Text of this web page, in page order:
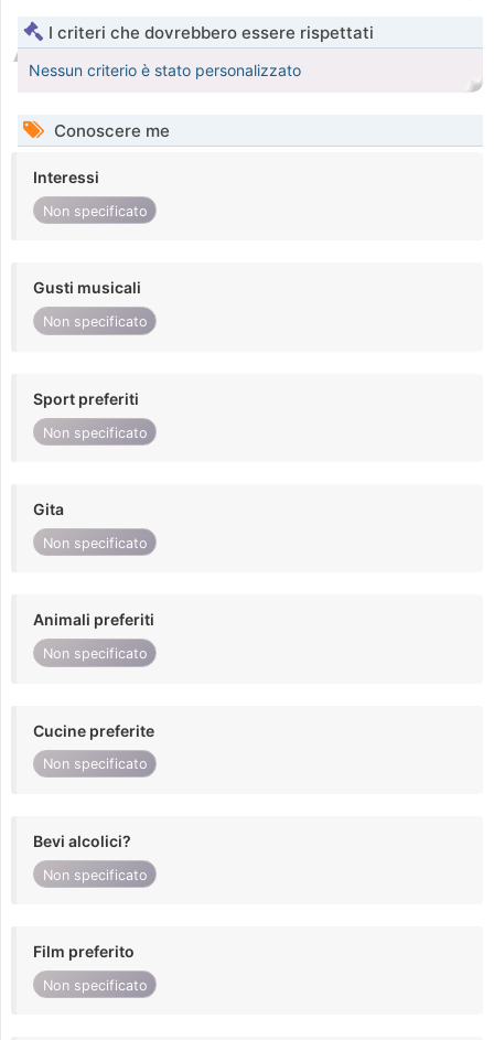
I criteri che dovrebbero essere rispettati
Nessun criterio è stato personalizzato
Conoscere me
Interessi
Non specificato
Gusti musicali
Non specificato
Sport preferiti
Non specificato
Gita
Non specificato
Animali preferiti
Non specificato
Cucine preferite
Non specificato
Bevi alcolici?
Non specificato
Film preferito
Non specificato